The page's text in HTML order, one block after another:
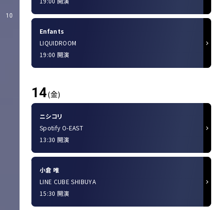
10
Enfants
LIQUIDROOM
19:00 開演
14(金)
ニシコリ
Spotify O-EAST
13:30 開演
小倉 唯
LINE CUBE SHIBUYA
15:30 開演